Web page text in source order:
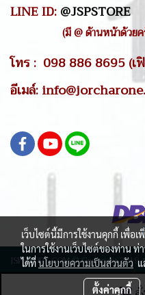
LINE ID:@JSPSTORE
(มี @ ด้านหน้าด้วยค
โทร : 098 886 8695 (เ
อีเมล์:
JSPSTORE.COM © Copyright 2019
ผู้เข้าชมวั
เว็บไซต์นี้มีการใช้งานคุกกี้ เพื่
ในการใช้งานเว็บไซต์ของท่าน
ได้ที่นโยบายความเป็นส่วนตัวแ
ตั้งค่าคุกกี้